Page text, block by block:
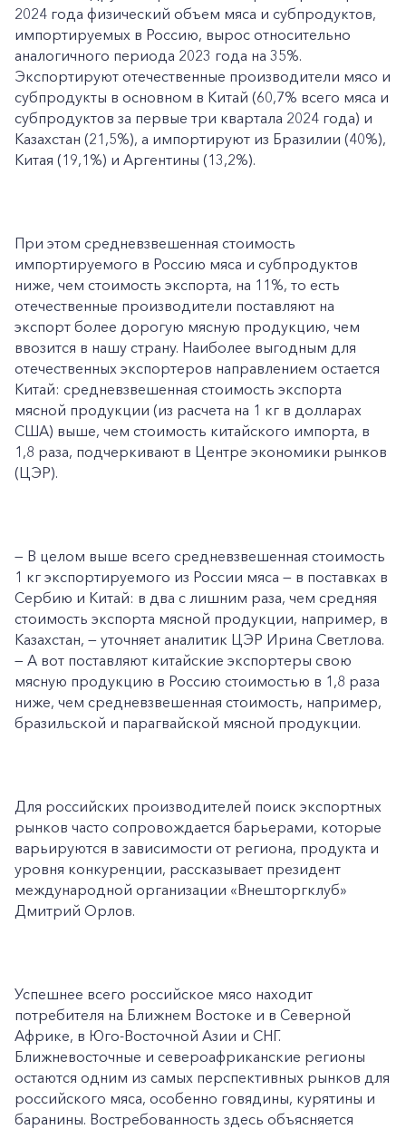
+7-800-700-24-57
Заказать обратный звонок
Частным клиентам
2024 года физический объем мяса и субпродуктов,
импортируемых в Россию, вырос относительно
аналогичного периода 2023 года на 35%.
Экспортируют отечественные производители мясо и
субпродукты в основном в Китай (60,7% всего мяса и
субпродуктов за первые три квартала 2024 года) и
Казахстан (21,5%), а импортируют из Бразилии (40%),
Китая (19,1%) и Аргентины (13,2%).
При этом средневзвешенная стоимость
импортируемого в Россию мяса и субпродуктов
ниже, чем стоимость экспорта, на 11%, то есть
отечественные производители поставляют на
экспорт более дорогую мясную продукцию, чем
ввозится в нашу страну. Наиболее выгодным для
отечественных экспортеров направлением остается
Китай: средневзвешенная стоимость экспорта
мясной продукции (из расчета на 1 кг в долларах
США) выше, чем стоимость китайского импорта, в
1,8 раза, подчеркивают в Центре экономики рынков
(ЦЭР).
— В целом выше всего средневзвешенная стоимость
1 кг экспортируемого из России мяса — в поставках в
Сербию и Китай: в два с лишним раза, чем средняя
стоимость экспорта мясной продукции, например, в
Казахстан, — уточняет аналитик ЦЭР Ирина Светлова.
— А вот поставляют китайские экспортеры свою
мясную продукцию в Россию стоимостью в 1,8 раза
ниже, чем средневзвешенная стоимость, например,
бразильской и парагвайской мясной продукции.
Для российских производителей поиск экспортных
рынков часто сопровождается барьерами, которые
варьируются в зависимости от региона, продукта и
уровня конкуренции, рассказывает президент
международной организации «Внешторгклуб»
Дмитрий Орлов.
Успешнее всего российское мясо находит
потребителя на Ближнем Востоке и в Северной
Африке, в Юго-Восточной Азии и СНГ.
Ближневосточные и североафриканские регионы
остаются одним из самых перспективных рынков для
российского мяса, особенно говядины, курятины и
баранины. Востребованность здесь объясняется